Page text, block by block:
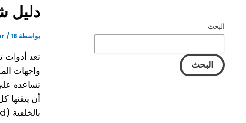
البحث
البحث
دليل
بواسطة /18 أغسطس، 2024
تعد أدوات
واجهات
تساعده
بالخلفية (Backend)، بالإضافة إلى بعض الأدوات المساعدة التي تجعل العمل أكثر سلاسة وفعالية.